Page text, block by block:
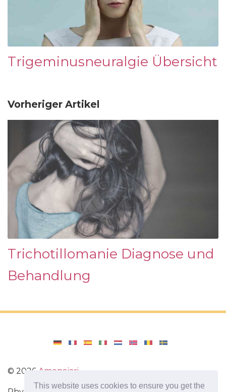
This website uses cookies to ensure you get the
Trigeminusneuralgie Übersicht
Vorheriger Artikel
Trichotillomanie Diagnose und
Behandlung
© 2026 Amenajari